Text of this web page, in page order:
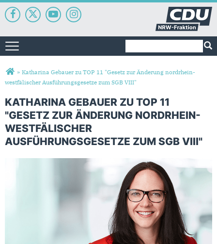
Toggle navigation
Sie sind hier
» Katharina Gebauer zu TOP 11 "Gesetz zur Änderung nordrhein-
westfälischer Ausführungsgesetze zum SGB VIII"
KATHARINA GEBAUER ZU TOP 11
"GESETZ ZUR ÄNDERUNG NORDRHEIN-
WESTFÄLISCHER
AUSFÜHRUNGSGESETZE ZUM SGB VIII"